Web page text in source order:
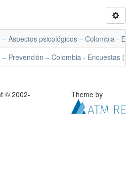
Aspectos psicológicos – Colombia -
Prevención – Colombia - Encuestas (1)
© 2002-
Theme by